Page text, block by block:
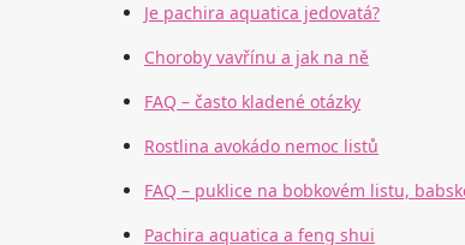
Je pachira aquatica jedovatá?
Choroby vavřínu a jak na ně
FAQ – často kladené otázky
Rostlina avokádo nemoc listů
FAQ – puklice na bobkovém listu,
Pachira aquatica a feng shui